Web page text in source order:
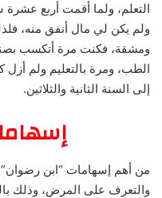
التعلم، ولما أقمت أربع
ولم يكن لي مال أنفق منه،
ومشقة، فكنت مرة أتكسب
الطب، ومرة بالتعليم ولم أزل
إلى السنة الثانية والثلاثين.
من أهم إسهامات “ابن
والتعرف على المرض، وذلك